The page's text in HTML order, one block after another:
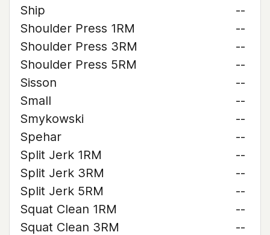
Ship
--
Shoulder Press 1RM
--
Shoulder Press 3RM
--
Shoulder Press 5RM
--
Sisson
--
Small
--
Smykowski
--
Spehar
--
Split Jerk 1RM
--
Split Jerk 3RM
--
Split Jerk 5RM
--
Squat Clean 1RM
--
Squat Clean 3RM
--